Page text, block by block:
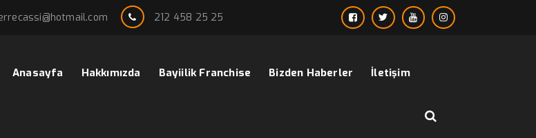
212 458 25 25
Anasayfa Hakkımızda Bayiilik Franchise Bizden Haberler İletişim